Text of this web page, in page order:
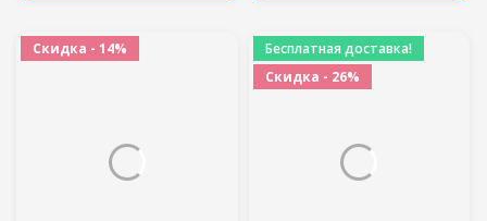
Скидка - 14%
Бесплатная доставка!
Скидка - 26%